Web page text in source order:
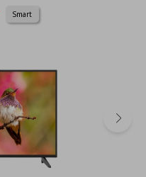
Smart